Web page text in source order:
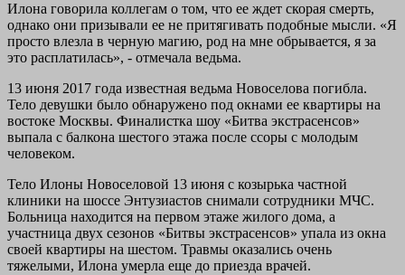
Илона говорила коллегам о том, что ее ждет скорая смерть,
однако они призывали ее не притягивать подобные мысли. «Я
просто влезла в черную магию, род на мне обрывается, я за
это расплатилась», - отмечала ведьма.
13 июня 2017 года известная ведьма Новоселова погибла.
Тело девушки было обнаружено под окнами ее квартиры на
востоке Москвы. Финалистка шоу «Битва экстрасенсов»
выпала с балкона шестого этажа после ссоры с молодым
человеком.
Тело Илоны Новоселовой 13 июня с козырька частной
клиники на шоссе Энтузиастов снимали сотрудники МЧС.
Больница находится на первом этаже жилого дома, а
участница двух сезонов «Битвы экстрасенсов» упала из окна
своей квартиры на шестом. Травмы оказались очень
тяжелыми, Илона умерла еще до приезда врачей.